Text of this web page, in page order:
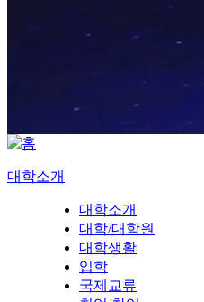
대학소개
대학소개
대학/대학원
대학생활
입학
국제교류